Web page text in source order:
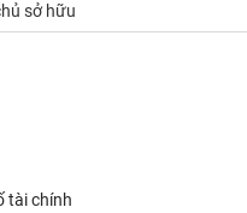
sở hữu
tài chính